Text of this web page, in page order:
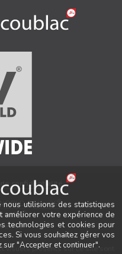
confidentialité
&New3S ®
®
présents sur ce site sont
nous utilisions des statistiques
améliorer votre expérience de
technologies et cookies pour
Si vous souhaitez gérer vos
sur "Accepter et continuer".